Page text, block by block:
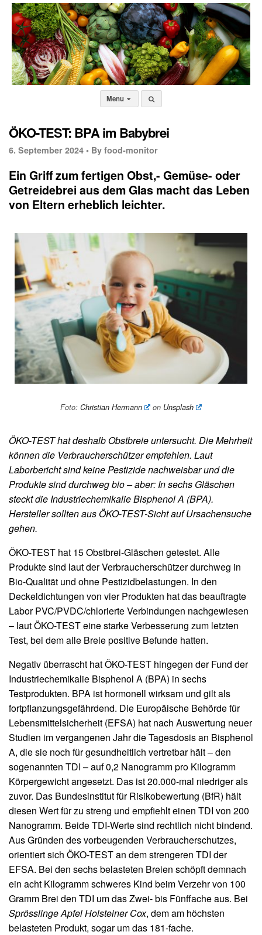
Menu
ÖKO-TEST: BPA im Babybrei
6. September 2024 • By food-monitor
Ein Griff zum fertigen Obst,- Gemüse- oder
Getreidebrei aus dem Glas macht das Leben
von Eltern erheblich leichter.
Foto:Christian Hermann on Unsplash
ÖKO-TEST hat deshalb Obstbreie untersucht. Die Mehrheit
können die Verbraucherschützer empfehlen. Laut
Laborbericht sind keine Pestizide nachweisbar und die
Produkte sind durchweg bio – aber: In sechs Gläschen
steckt die Industriechemikalie Bisphenol A (BPA).
Hersteller sollten aus ÖKO-TEST-Sicht auf Ursachensuche
gehen.
ÖKO-TEST hat 15 Obstbrei-Gläschen getestet. Alle
Produkte sind laut der Verbraucherschützer durchweg in
Bio-Qualität und ohne Pestizidbelastungen. In den
Deckeldichtungen von vier Produkten hat das beauftragte
Labor PVC/PVDC/chlorierte Verbindungen nachgewiesen
– laut ÖKO-TEST eine starke Verbesserung zum letzten
Test, bei dem alle Breie positive Befunde hatten.
Negativ überrascht hat ÖKO-TEST hingegen der Fund der
Industriechemikalie Bisphenol A (BPA) in sechs
Testprodukten. BPA ist hormonell wirksam und gilt als
fortpflanzungsgefährdend. Die Europäische Behörde für
Lebensmittelsicherheit (EFSA) hat nach Auswertung neuer
Studien im vergangenen Jahr die Tagesdosis an Bisphenol
A, die sie noch für gesundheitlich vertretbar hält – den
sogenannten TDI – auf 0,2 Nanogramm pro Kilogramm
Körpergewicht angesetzt. Das ist 20.000-mal niedriger als
zuvor. Das Bundesinstitut für Risikobewertung (BfR) hält
diesen Wert für zu streng und empfiehlt einen TDI von 200
Nanogramm. Beide TDI-Werte sind rechtlich nicht bindend.
Aus Gründen des vorbeugenden Verbraucherschutzes,
orientiert sich ÖKO-TEST an dem strengeren TDI der
EFSA. Bei den sechs belasteten Breien schöpft demnach
ein acht Kilogramm schweres Kind beim Verzehr von 100
Gramm Brei den TDI um das Zwei- bis Fünffache aus. Bei
Sprösslinge Apfel Holsteiner Cox, dem am höchsten
belasteten Produkt, sogar um das 181-fache.